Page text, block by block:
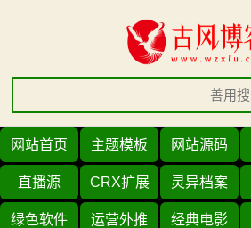
Search
for:
网站首页 主题模板 网站源码
直播源 CRX扩展 灵异档案
绿色软件 运营外推 经典电影